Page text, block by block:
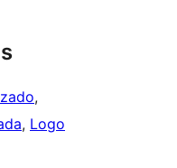
, Logo